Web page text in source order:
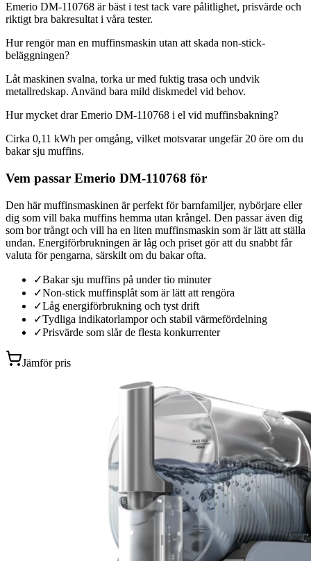
Emerio DM-110768 är bäst i test tack vare pålitlighet, prisvärde och
riktigt bra bakresultat i våra tester.
Hur rengör man en muffinsmaskin utan att skada non-stick-
beläggningen?
Låt maskinen svalna, torka ur med fuktig trasa och undvik
metallredskap. Använd bara mild diskmedel vid behov.
Hur mycket drar Emerio DM-110768 i el vid muffinsbakning?
Cirka 0,11 kWh per omgång, vilket motsvarar ungefär 20 öre om du
bakar sju muffins.
Vem passar Emerio DM-110768 för
Den här muffinsmaskinen är perfekt för barnfamiljer, nybörjare eller
dig som vill baka muffins hemma utan krångel. Den passar även dig
som bor trångt och vill ha en liten muffinsmaskin som är lätt att ställa
undan. Energiförbrukningen är låg och priset gör att du snabbt får
valuta för pengarna, särskilt om du bakar ofta.
✓Bakar sju muffins på under tio minuter
✓Non-stick muffinsplåt som är lätt att rengöra
✓Låg energiförbrukning och tyst drift
✓Tydliga indikatorlampor och stabil värmefördelning
✓Prisvärde som slår de flesta konkurrenter
Jämför pris